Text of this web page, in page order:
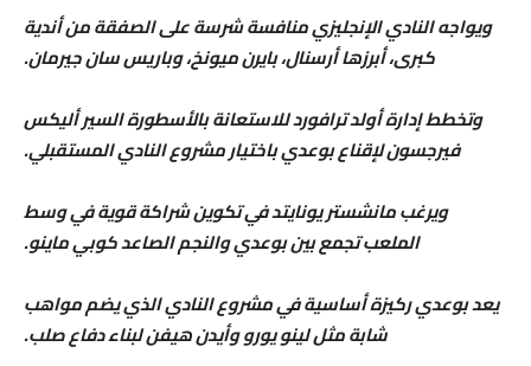
ويواجه النادي الإنجليزي منافسة شرسة على الصفقة من أندية
كبرى، أبرزها أرسنال، بايرن ميونخ، وباريس سان جيرمان.
وتخطط إدارة أولد ترافورد للاستعانة بالأسطورة السير أليكس
فيرجسون لإقناع بوعدي باختيار مشروع النادي المستقبلي.
ويرغب مانشستر يونايتد في تكوين شراكة قوية في وسط
الملعب تجمع بين بوعدي والنجم الصاعد كوبي ماينو.
يعد بوعدي ركيزة أساسية في مشروع النادي الذي يضم مواهب
شابة مثل لينو يورو وأيدن هيفن لبناء دفاع صلب.